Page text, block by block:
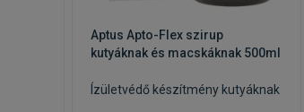
Aptus Apto-Flex szirup
kutyáknak és macskáknak 500ml
Ízületvédő készítmény kutyáknak